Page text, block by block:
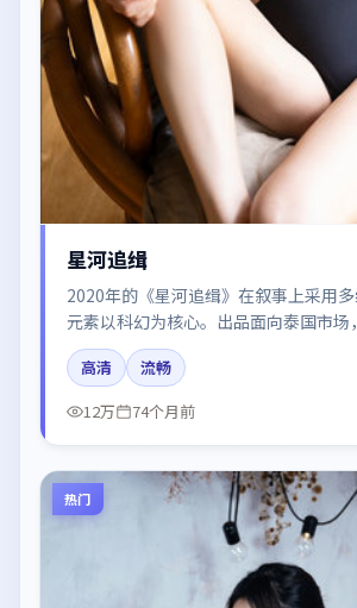
星河追缉
2020年的《星河追缉》在叙事上采用
元素以科幻为核心。出品面向泰国市场
龙、雷佳音、张译所饰角色推动关键反
发讨论。
高清
流畅
12万
74个月前
热门